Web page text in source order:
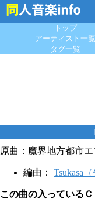
トップ
アーティスト一覧
タグ一覧
原曲：魔界地方都市エ
編曲： Tsukasa
この曲の入っているＣ